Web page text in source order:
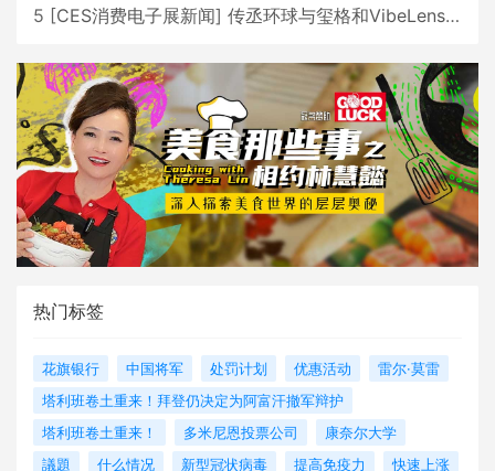
5 [CES消费电子展新闻] 传丞环球与玺格和VibeLens共同推出全新耳机
热门标签
花旗银行 中国将军 处罚计划 优惠活动
雷尔·莫雷
塔利班卷土重来！拜登仍决定为阿富汗撤军辩护
塔利班卷土重来！
多米尼恩投票公司
康奈尔大学
議題
什么情况 新型冠状病毒 提高免疫力
快速上涨